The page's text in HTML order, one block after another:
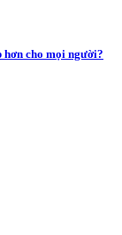
hơn cho mọi người?